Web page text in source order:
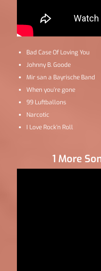
Bad Case Of Loving You
Johnny B. Goode
Mir san a Bayrische Band
When you’re gone
99 Luftballons
Narcotic
I Love Rock’n Roll
1 More